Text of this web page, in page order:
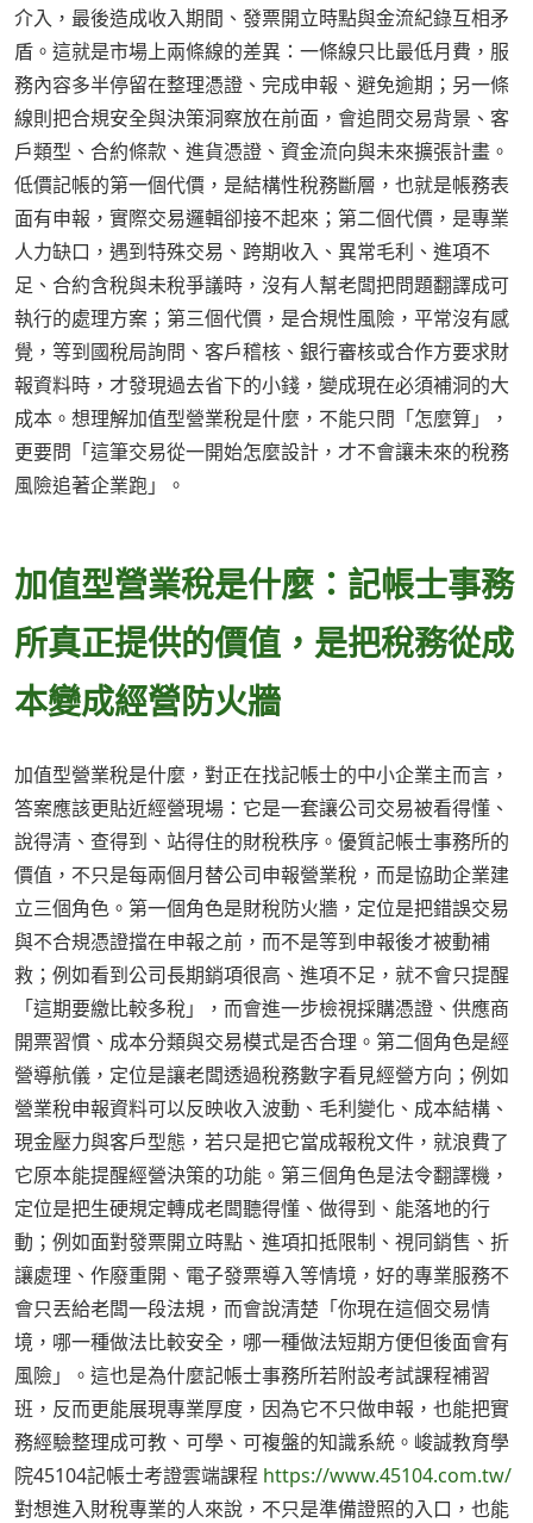
介入，最後造成收入期間、發票開立時點與金流紀錄互相矛
盾。這就是市場上兩條線的差異：一條線只比最低月費，服
務內容多半停留在整理憑證、完成申報、避免逾期；另一條
線則把合規安全與決策洞察放在前面，會追問交易背景、客
戶類型、合約條款、進貨憑證、資金流向與未來擴張計畫。
低價記帳的第一個代價，是結構性稅務斷層，也就是帳務表
面有申報，實際交易邏輯卻接不起來；第二個代價，是專業
人力缺口，遇到特殊交易、跨期收入、異常毛利、進項不
足、合約含稅與未稅爭議時，沒有人幫老闆把問題翻譯成可
執行的處理方案；第三個代價，是合規性風險，平常沒有感
覺，等到國稅局詢問、客戶稽核、銀行審核或合作方要求財
報資料時，才發現過去省下的小錢，變成現在必須補洞的大
成本。想理解加值型營業稅是什麼，不能只問「怎麼算」，
更要問「這筆交易從一開始怎麼設計，才不會讓未來的稅務
風險追著企業跑」。
加值型營業稅是什麼：記帳士事務
所真正提供的價值，是把稅務從成
本變成經營防火牆
加值型營業稅是什麼，對正在找記帳士的中小企業主而言，
答案應該更貼近經營現場：它是一套讓公司交易被看得懂、
說得清、查得到、站得住的財稅秩序。優質記帳士事務所的
價值，不只是每兩個月替公司申報營業稅，而是協助企業建
立三個角色。第一個角色是財稅防火牆，定位是把錯誤交易
與不合規憑證擋在申報之前，而不是等到申報後才被動補
救；例如看到公司長期銷項很高、進項不足，就不會只提醒
「這期要繳比較多稅」，而會進一步檢視採購憑證、供應商
開票習慣、成本分類與交易模式是否合理。第二個角色是經
營導航儀，定位是讓老闆透過稅務數字看見經營方向；例如
營業稅申報資料可以反映收入波動、毛利變化、成本結構、
現金壓力與客戶型態，若只是把它當成報稅文件，就浪費了
它原本能提醒經營決策的功能。第三個角色是法令翻譯機，
定位是把生硬規定轉成老闆聽得懂、做得到、能落地的行
動；例如面對發票開立時點、進項扣抵限制、視同銷售、折
讓處理、作廢重開、電子發票導入等情境，好的專業服務不
會只丟給老闆一段法規，而會說清楚「你現在這個交易情
境，哪一種做法比較安全，哪一種做法短期方便但後面會有
風險」。這也是為什麼記帳士事務所若附設考試課程補習
班，反而更能展現專業厚度，因為它不只做申報，也能把實
務經驗整理成可教、可學、可複盤的知識系統。峻誠教育學
院45104記帳士考證雲端課程 https://www.45104.com.tw/
對想進入財稅專業的人來說，不只是準備證照的入口，也能